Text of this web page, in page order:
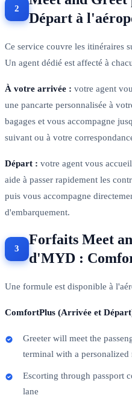
Départ à
Ce service couvre les itinéraires
Un agent dédié est affecté à
À votre arrivée : votre agent
une pancarte personnalisée à
bagages et vous accompagne
suivant ou à votre
Départ : votre agent vous
aide à passer rapidement les
puis vous accompagne
d'embarquement.
Forfaits Meet
d'MYD :
Une formule est disponible à
ComfortPlus (Arrivée et
Greeter will meet the
terminal with a personalized
Escorting through passport
lane